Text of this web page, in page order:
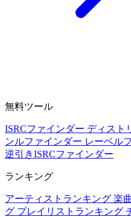
無料ツール
ISRCファインダー ディスト
ンルファインダー レーベル
逆引きISRCファインダー
ランキング
アーティストランキング 楽
グ プレイリストランキング